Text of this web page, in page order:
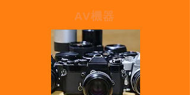
AV機器